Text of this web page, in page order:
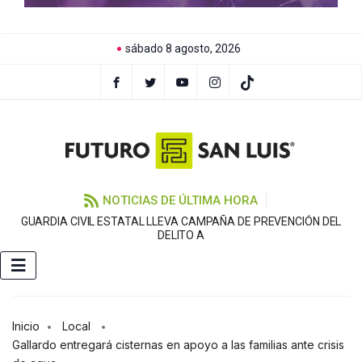
sábado 8 agosto, 2026
NOTICIAS DE ÚLTIMA HORA
GUARDIA CIVIL ESTATAL LLEVA CAMPAÑA DE PREVENCIÓN DEL
DELITO A
Inicio
Local
Gallardo entregará cisternas en apoyo a las familias ante crisis